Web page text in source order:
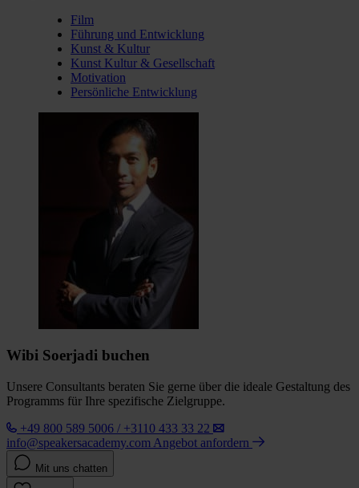
Film
Führung und Entwicklung
Kunst & Kultur
Kunst Kultur & Gesellschaft
Motivation
Persönliche Entwicklung
Wibi Soerjadi buchen
Unsere Consultants beraten Sie gerne über die ideale Gestaltung des
Programms für Ihre spezifische Zielgruppe.
+49 800 589 5006 / +3110 433 33 22
info@speakersacademy.com Angebot anfordern
Mit uns chatten